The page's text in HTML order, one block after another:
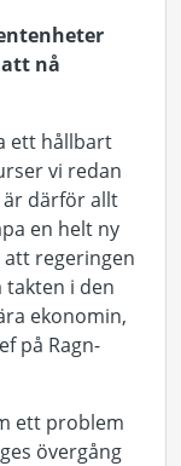
att nå
ett hållbart
vi redan
därför allt
en helt ny
att regeringen
takten i den
ekonomin,
på Ragn-
ett problem
övergång